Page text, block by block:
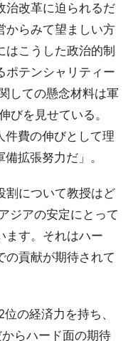
治改革に迫られるだ
からみて望ましい方
はこうした政治的制
ポテンシャリティー
しての懸念材料は軍
びを見せている。
件費の伸びとして理
拡張努力だ」。
割について教授はど
ジアの安定にとって
ます。それはハー
の貢献が期待されて
の経済力を持ち、
らハード面の期待